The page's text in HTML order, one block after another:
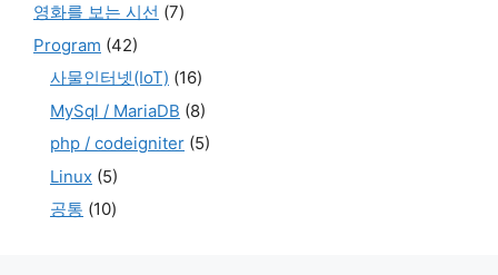
영화를 보는 시선 (7)
Program (42)
사물인터넷(IoT) (16)
MySql / MariaDB (8)
php / codeigniter (5)
Linux (5)
공통 (10)